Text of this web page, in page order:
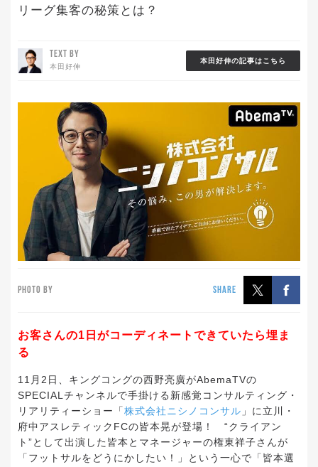
リーグ集客の秘策とは？
TEXT BY
本田好伸
本田好伸の記事はこちら
PHOTO BY SHARE
お客さんの1日がコーディネートできていたら埋ま
る
11月2日、キングコングの西野亮廣がAbemaTVの
SPECIALチャンネルで手掛ける新感覚コンサルティング・
リアリティーショー「株式会社ニシノコンサル 」に立川・
府中アスレティックFCの皆本晃が登場！ “クライアン
ト”として出演した皆本とマネージャーの権東祥子さんが
「フットサルをどうにかしたい！」という一心で「皆本選